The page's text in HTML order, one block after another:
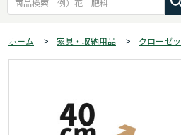
ホーム > 家具・収納用品 > クローゼ